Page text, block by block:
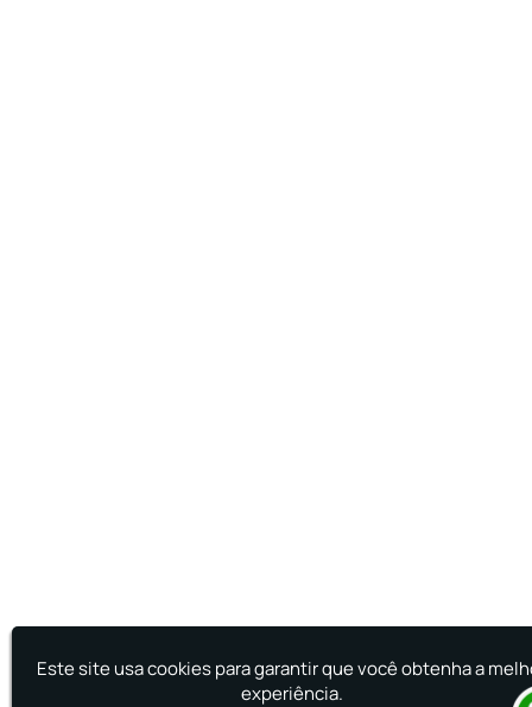
Este site usa cookies para garantir que você obtenha a
experiência.